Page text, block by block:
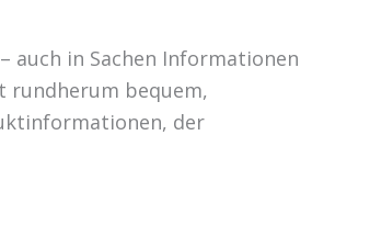
auch in Sachen Informationen
rundherum bequem,
der